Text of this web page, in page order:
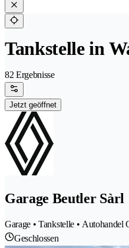
Tankstelle in
82 Ergebnisse
Jetzt geöffnet
Garage Beutler Sàrl
Garage • Tankstelle • Autohandel
Geschlossen